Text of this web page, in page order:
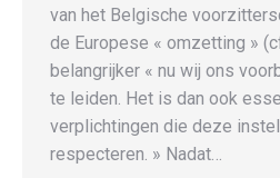
van het Belgische
de Europese « omzetting »
belangrijker « nu wij ons
te leiden. Het is dan ook
verplichtingen die deze
respecteren. » Nadat…